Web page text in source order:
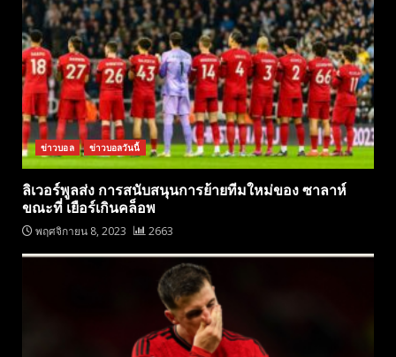
ข่าวบอล ข่าวบอลวันนี้
ลิเวอร์พูลส่ง การสนับสนุนการย้ายทีมใหม่ของ ซาลาห์
ขณะที่ เยือร์เกินคล็อพ
พฤศจิกายน 8, 2023 2663